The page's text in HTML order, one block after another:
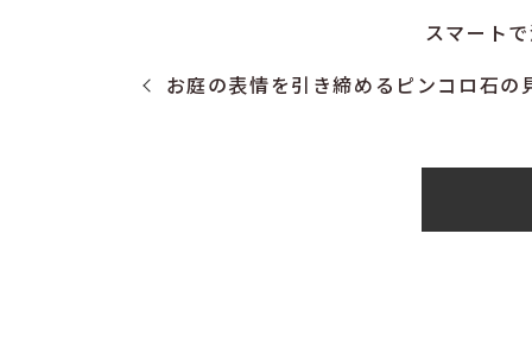
スマート
お庭の表情を引き締めるピンコロ石の